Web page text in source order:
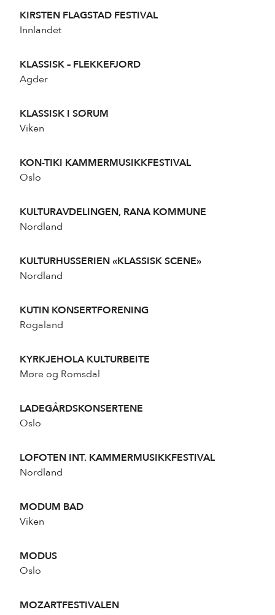
KIRSTEN FLAGSTAD FESTIVAL
Innlandet
KLASSISK – FLEKKEFJORD
Agder
KLASSISK I SØRUM
Viken
KON-TIKI KAMMERMUSIKKFESTIVAL
Oslo
KULTURAVDELINGEN, RANA KOMMUNE
Nordland
KULTURHUSSERIEN «KLASSISK SCENE»
Nordland
KUTIN KONSERTFORENING
Rogaland
KYRKJEHOLA KULTURBEITE
Møre og Romsdal
LADEGÅRDSKONSERTENE
Oslo
LOFOTEN INT. KAMMERMUSIKKFESTIVAL
Nordland
MODUM BAD
Viken
MODUS
Oslo
MOZARTFESTIVALEN